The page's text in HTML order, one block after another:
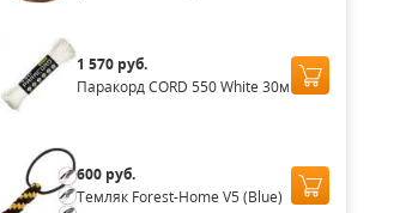
1 570 руб.
Паракорд CORD 550 White 30м
600 руб.
Темляк Forest-Home V5 (Blue)